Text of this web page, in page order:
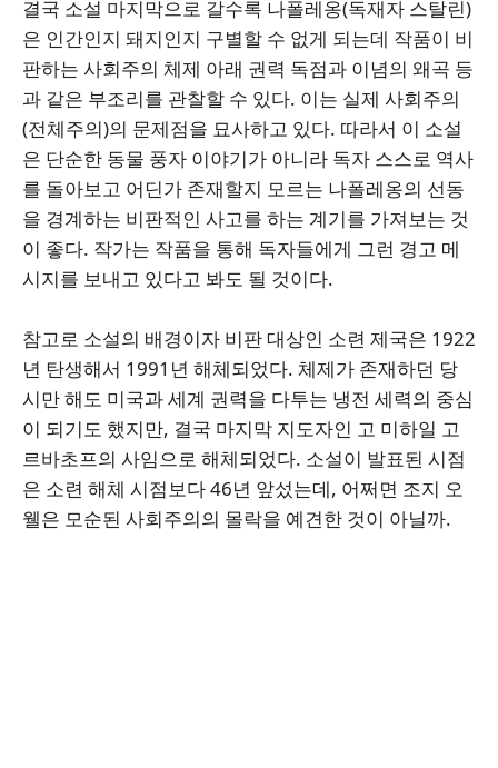
결국 소설 마지막으로 갈수록 나폴레옹(독재자 스탈린)
은 인간인지 돼지인지 구별할 수 없게 되는데 작품이 비
판하는 사회주의 체제 아래 권력 독점과 이념의 왜곡 등
과 같은 부조리를 관찰할 수 있다. 이는 실제 사회주의
(전체주의)의 문제점을 묘사하고 있다. 따라서 이 소설
은 단순한 동물 풍자 이야기가 아니라 독자 스스로 역사
를 돌아보고 어딘가 존재할지 모르는 나폴레옹의 선동
을 경계하는 비판적인 사고를 하는 계기를 가져보는 것
이 좋다. 작가는 작품을 통해 독자들에게 그런 경고 메
시지를 보내고 있다고 봐도 될 것이다.
참고로 소설의 배경이자 비판 대상인 소련 제국은 1922
년 탄생해서 1991년 해체되었다. 체제가 존재하던 당
시만 해도 미국과 세계 권력을 다투는 냉전 세력의 중심
이 되기도 했지만, 결국 마지막 지도자인 고 미하일 고
르바초프의 사임으로 해체되었다. 소설이 발표된 시점
은 소련 해체 시점보다 46년 앞섰는데, 어쩌면 조지 오
웰은 모순된 사회주의의 몰락을 예견한 것이 아닐까.